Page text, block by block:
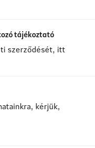
tájékoztató
szerződését, itt
kérjük,